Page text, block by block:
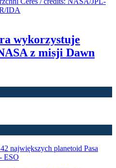
wykorzystuje
z misji Dawn